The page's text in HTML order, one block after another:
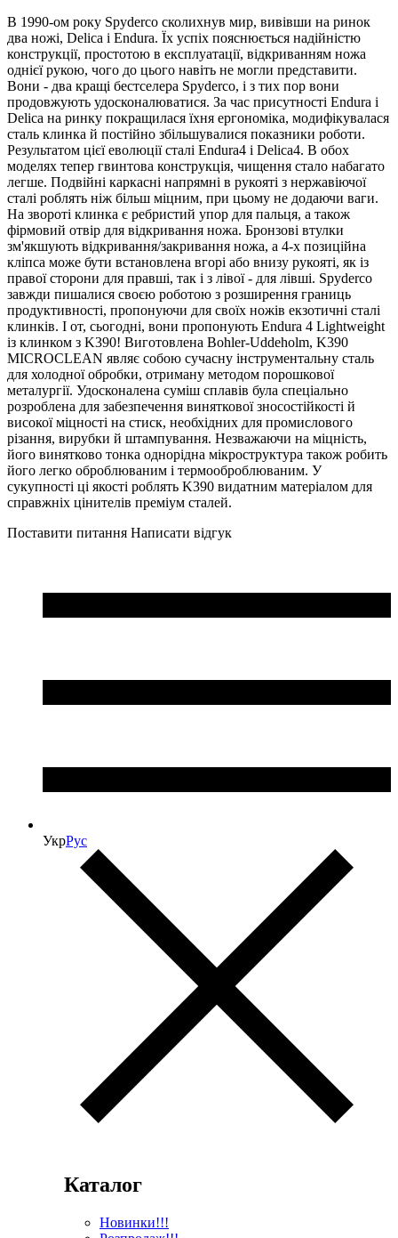
В 1990-ом року Spyderco сколихнув мир, вивівши на ринок
два ножі, Delica і Endura. Їх успіх пояснюється надійністю
конструкції, простотою в експлуатації, відкриванням ножа
однієї рукою, чого до цього навіть не могли представити.
Вони - два кращі бестселера Spyderco, і з тих пор вони
продовжують удосконалюватися. За час присутності Endura і
Delica на ринку покращилася їхня ергономіка, модифікувалася
сталь клинка й постійно збільшувалися показники роботи.
Результатом цієї еволюції сталі Endura4 і Delica4. В обох
моделях тепер гвинтова конструкція, чищення стало набагато
легше. Подвійні каркасні напрямні в рукояті з нержавіючої
сталі роблять ніж більш міцним, при цьому не додаючи ваги.
На звороті клинка є ребристий упор для пальця, а також
фірмовий отвір для відкривання ножа. Бронзові втулки
зм'якшують відкривання/закривання ножа, а 4-х позиційна
кліпса може бути встановлена вгорі або внизу рукояті, як із
правої сторони для правші, так і з лівої - для лівші. Spyderco
завжди пишалися своєю роботою з розширення границь
продуктивності, пропонуючи для своїх ножів екзотичні сталі
клинків. І от, сьогодні, вони пропонують Endura 4 Lightweight
із клинком з K390! Виготовлена Bohler-Uddeholm, K390
MICROCLEAN являє собою сучасну інструментальну сталь
для холодної обробки, отриману методом порошкової
металургії. Удосконалена суміш сплавів була спеціально
розроблена для забезпечення виняткової зносостійкості й
високої міцності на стиск, необхідних для промислового
різання, вирубки й штампування. Незважаючи на міцність,
його винятково тонка однорідна мікроструктура також робить
його легко оброблюваним і термооброблюваним. У
сукупності ці якості роблять K390 видатним матеріалом для
справжніх цінителів преміум сталей.
Поставити питання Написати відгук
УкрРус
Каталог
Новинки!!!